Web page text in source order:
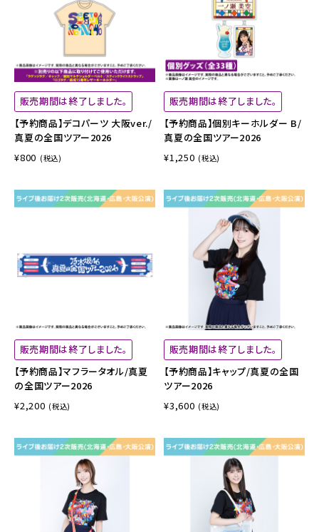
販売期間は終了しました。
【予約商品】デコパーツ 大阪ver./
真夏の全国ツアー2026
¥800 (税込)
販売期間は終了しました。
【予約商品】個別キーホルダー B/
真夏の全国ツアー2026
¥1,250 (税込)
販売期間は終了しました。
【予約商品】マフラータオル/真夏
の全国ツアー2026
¥2,200 (税込)
販売期間は終了しました。
【予約商品】キャップ/真夏の全国
ツアー2026
¥3,600 (税込)